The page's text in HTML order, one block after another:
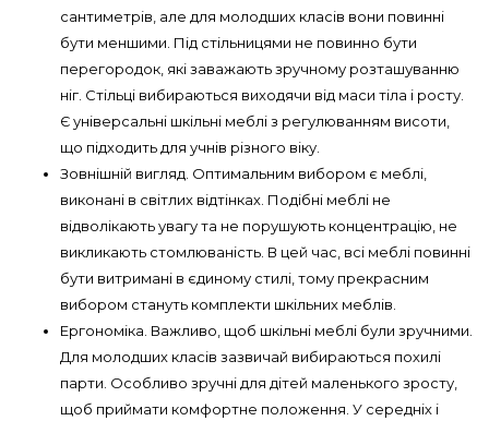
сантиметрів, але для молодших класів вони повинні
бути меншими. Під стільницями не повинно бути
перегородок, які заважають зручному розташуванню
ніг. Стільці вибираються виходячи від маси тіла і росту.
Є універсальні шкільні меблі з регулюванням висоти,
що підходить для учнів різного віку.
Зовнішній вигляд. Оптимальним вибором є меблі,
виконані в світлих відтінках. Подібні меблі не
відволікають увагу та не порушують концентрацію, не
викликають стомлюваність. В цей час, всі меблі повинні
бути витримані в єдиному стилі, тому прекрасним
вибором стануть комплекти шкільних меблів.
Ергономіка. Важливо, щоб шкільні меблі були зручними.
Для молодших класів зазвичай вибираються похилі
парти. Особливо зручні для дітей маленького зросту,
щоб приймати комфортне положення. У середніх і